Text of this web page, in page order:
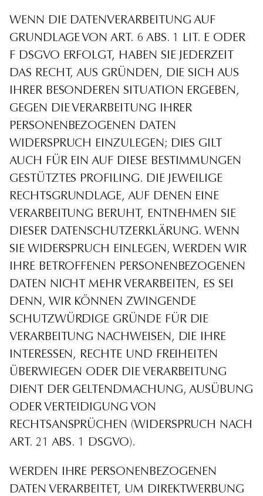
WENN DIE DATENVERARBEITUNG AUF
GRUNDLAGE VON ART. 6 ABS. 1 LIT. E ODER
F DSGVO ERFOLGT, HABEN SIE JEDERZEIT
DAS RECHT, AUS GRÜNDEN, DIE SICH AUS
IHRER BESONDEREN SITUATION ERGEBEN,
GEGEN DIE VERARBEITUNG IHRER
PERSONENBEZOGENEN DATEN
WIDERSPRUCH EINZULEGEN; DIES GILT
AUCH FÜR EIN AUF DIESE BESTIMMUNGEN
GESTÜTZTES PROFILING. DIE JEWEILIGE
RECHTSGRUNDLAGE, AUF DENEN EINE
VERARBEITUNG BERUHT, ENTNEHMEN SIE
DIESER DATENSCHUTZERKLÄRUNG. WENN
SIE WIDERSPRUCH EINLEGEN, WERDEN WIR
IHRE BETROFFENEN PERSONENBEZOGENEN
DATEN NICHT MEHR VERARBEITEN, ES SEI
DENN, WIR KÖNNEN ZWINGENDE
SCHUTZWÜRDIGE GRÜNDE FÜR DIE
VERARBEITUNG NACHWEISEN, DIE IHRE
INTERESSEN, RECHTE UND FREIHEITEN
ÜBERWIEGEN ODER DIE VERARBEITUNG
DIENT DER GELTENDMACHUNG, AUSÜBUNG
ODER VERTEIDIGUNG VON
RECHTSANSPRÜCHEN (WIDERSPRUCH NACH
ART. 21 ABS. 1 DSGVO).
WERDEN IHRE PERSONENBEZOGENEN
DATEN VERARBEITET, UM DIREKTWERBUNG